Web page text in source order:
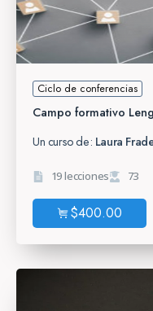
Ciclo de conferencias
Campo formativo
Un curso de: Laura
19 lecciones 73
$400.00